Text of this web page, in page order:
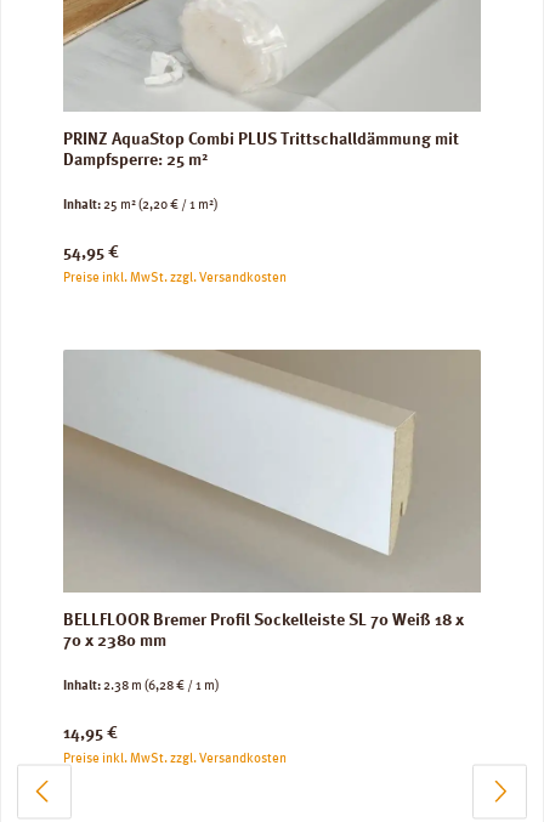
PRINZ AquaStop Combi PLUS Trittschalldämmung mit
Dampfsperre: 25 m²
Inhalt:25 m²(2,20 € / 1 m²)
Regulärer Preis:
54,95 €
Preise inkl. MwSt. zzgl. Versandkosten
BELLFLOOR Bremer Profil Sockelleiste SL 70 Weiß 18 x
70 x 2380 mm
Inhalt:2.38 m (6,28 € / 1 m)
Regulärer Preis:
14,95 €
Preise inkl. MwSt. zzgl. Versandkosten